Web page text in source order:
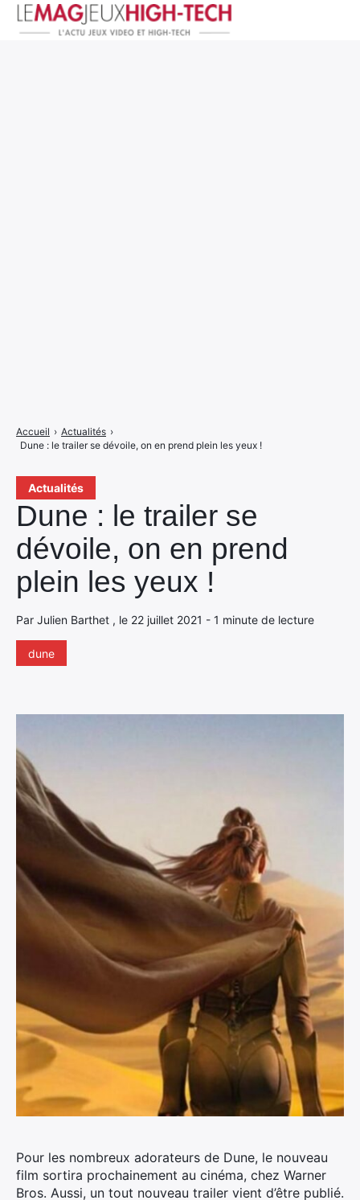
Actualités
Dune : le trailer se
dévoile, on en prend
plein les yeux !
Par Julien Barthet , le 22 juillet 2021 - 1 minute de lecture
dune
Accueil › Actualités ›
Dune : le trailer se dévoile, on en prend plein les yeux !
Pour les nombreux adorateurs de Dune, le nouveau
film sortira prochainement au cinéma, chez Warner
Bros. Aussi, un tout nouveau trailer vient d’être publié.